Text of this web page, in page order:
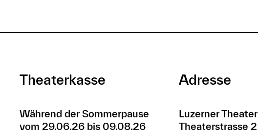
Theaterkasse
Während der Sommerpause
vom 29.06.26 bis 09.08.26
Adresse
Luzerner Theater
Theaterstrasse 2